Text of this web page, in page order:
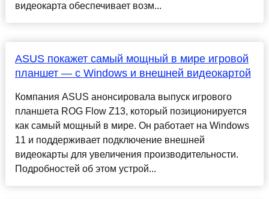
видеокарта обеспечивает возм...
ASUS покажет самый мощный в мире игровой
планшет — с Windows и внешней видеокартой
Компания ASUS анонсировала выпуск игрового
планшета ROG Flow Z13, который позиционируется
как самый мощный в мире. Он работает на Windows
11 и поддерживает подключение внешней
видеокарты для увеличения производительности.
Подробностей об этом устрой...